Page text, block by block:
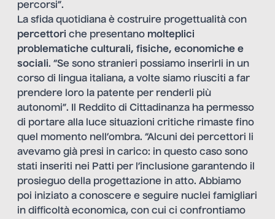
percorsi”.
La sfida quotidiana è costruire progettualità con
percettori che presentano molteplici
problematiche culturali, fisiche, economiche e
sociali. “Se sono stranieri possiamo inserirli in un
corso di lingua italiana, a volte siamo riusciti a far
prendere loro la patente per renderli più
autonomi”. Il Reddito di Cittadinanza ha permesso
di portare alla luce situazioni critiche rimaste fino
quel momento nell’ombra. “Alcuni dei percettori li
avevamo già presi in carico: in questo caso sono
stati inseriti nei Patti per l’inclusione garantendo il
prosieguo della progettazione in atto. Abbiamo
poi iniziato a conoscere e seguire nuclei famigliari
in difficoltà economica, con cui ci confrontiamo